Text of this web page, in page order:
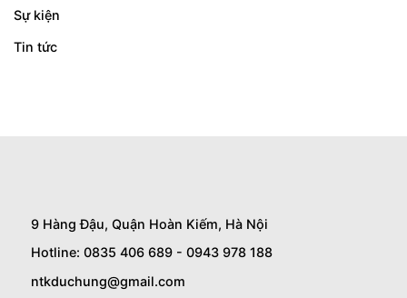
Sự kiện
Tin tức
9 Hàng Đậu, Quận Hoàn Kiếm, Hà Nội
Hotline: 0835 406 689 - 0943 978 188
ntkduchung@gmail.com